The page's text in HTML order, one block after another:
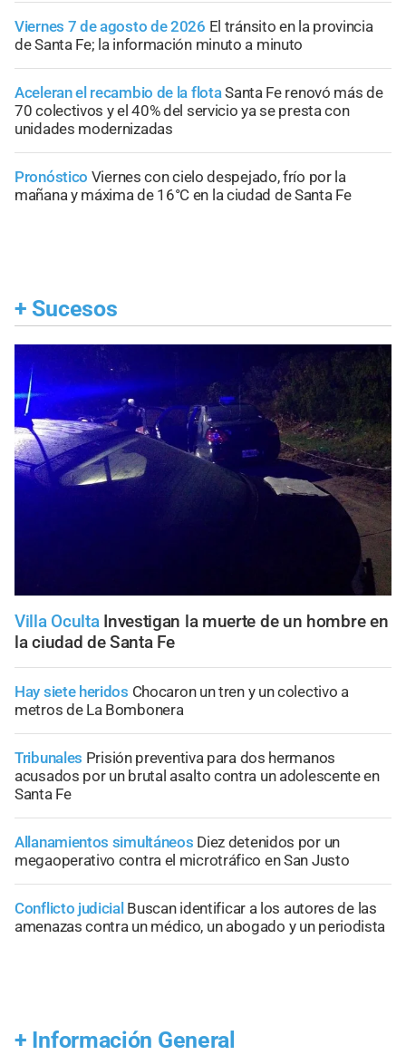
Viernes 7 de agosto de 2026 El tránsito en la provincia
de Santa Fe; la información minuto a minuto
Aceleran el recambio de la flotaSanta Fe renovó más de
70 colectivos y el 40% del servicio ya se presta con
unidades modernizadas
Pronóstico Viernes con cielo despejado, frío por la
mañana y máxima de 16°C en la ciudad de Santa Fe
+ Sucesos
Villa Oculta Investigan la muerte de un hombre en
la ciudad de Santa Fe
Hay siete heridos Chocaron un tren y un colectivo a
metros de La Bombonera
Tribunales Prisión preventiva para dos hermanos
acusados por un brutal asalto contra un adolescente en
Santa Fe
Allanamientos simultáneos Diez detenidos por un
megaoperativo contra el microtráfico en San Justo
Conflicto judicial Buscan identificar a los autores de las
amenazas contra un médico, un abogado y un periodista
+ Información General